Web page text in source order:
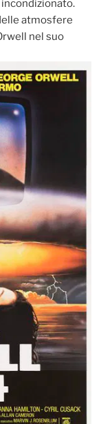
atmosfere
nel suo